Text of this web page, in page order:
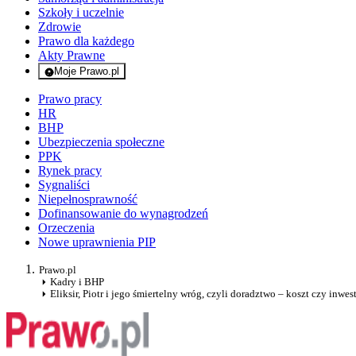
Szkoły i uczelnie
Zdrowie
Prawo dla każdego
Akty Prawne
Moje Prawo.pl
- rejestracja i logowanie do serwisu
Prawo pracy
HR
BHP
Ubezpieczenia społeczne
PPK
Rynek pracy
Sygnaliści
Niepełnosprawność
Dofinansowanie do wynagrodzeń
Orzeczenia
Nowe uprawnienia PIP
Prawo.pl
Kadry i BHP
Eliksir, Piotr i jego śmiertelny wróg, czyli doradztwo – koszt czy